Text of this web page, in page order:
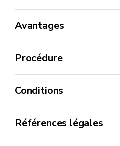
Avantages
Procédure
Conditions
Références légales